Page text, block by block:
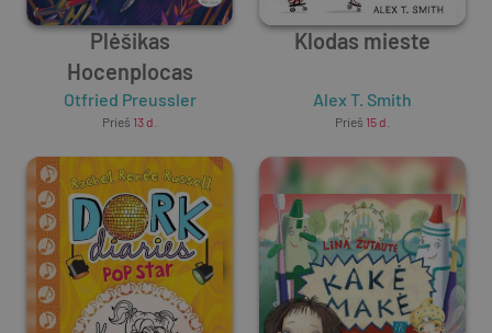
Plėšikas
Hocenplocas
Otfried Preussler
Prieš 13 d.
Klodas mieste
Alex T. Smith
Prieš 15 d.